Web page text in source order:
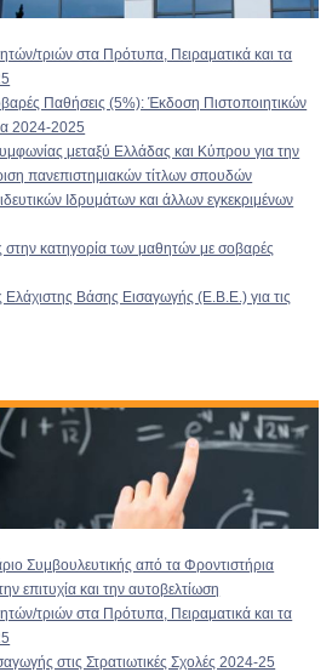
τριών στα Πρότυπα, Πειραματικά και τα
Παθήσεις (5%): Έκδοση Πιστοποιητικών
2024-2025
μεταξύ Ελλάδας και Κύπρου για την
πανεπιστημιακών τίτλων σπουδών
Ιδρυμάτων και άλλων εγκεκριμένων
στην κατηγορία των μαθητών με σοβαρές
Ελάχιστης Βάσης Εισαγωγής (Ε.Β.Ε.) για τις
Συμβουλευτικής από τα Φροντιστήρια
επιτυχία και την αυτοβελτίωση
τριών στα Πρότυπα, Πειραματικά και τα
στις Στρατιωτικές Σχολές 2024-25